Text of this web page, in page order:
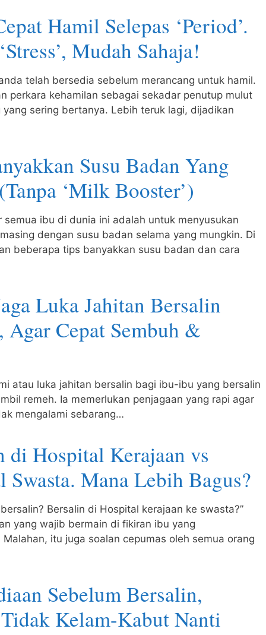
Hamil Selepas ‘Period’.
Mudah Sahaja!
telah bersedia sebelum merancang untuk hamil.
perkara kehamilan sebagai sekadar penutup mulut
yang sering bertanya. Lebih teruk lagi, dijadikan
Susu Badan Yang
‘Milk Booster’)
semua ibu di dunia ini adalah untuk menyusukan
dengan susu badan selama yang mungkin. Di
beberapa tips banyakkan susu badan dan cara
Luka Jahitan Bersalin
Agar Cepat Sembuh &
atau luka jahitan bersalin bagi ibu-ibu yang bersalin
remeh. Ia memerlukan penjagaan yang rapi agar
mengalami sebarang…
di Hospital Kerajaan vs
Swasta. Mana Lebih Bagus?
Bersalin di Hospital kerajaan ke swasta?”
yang wajib bermain di fikiran ibu yang
itu juga soalan cepumas oleh semua orang
Sebelum Bersalin,
Kelam-Kabut Nanti